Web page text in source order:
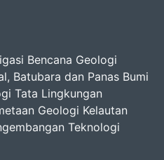
Bencana Geologi
Batubara dan Panas Bumi
Tata Lingkungan
Geologi Kelautan
Teknologi